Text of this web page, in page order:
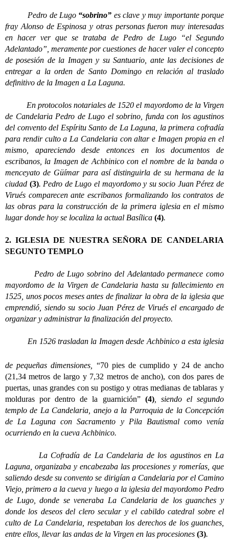
Pedro de Lugo “sobrino” es clave y muy importante porque
fray Alonso de Espinosa y otras personas fueron muy interesadas
en hacer ver que se trataba de Pedro de Lugo “el Segundo
Adelantado”, meramente por cuestiones de hacer valer el concepto
de posesión de la Imagen y su Santuario, ante las decisiones de
entregar a la orden de Santo Domingo en relación al traslado
definitivo de la Imagen a La Laguna.
En protocolos notariales de 1520 el mayordomo de la Virgen
de Candelaria Pedro de Lugo el sobrino, funda con los agustinos
del convento del Espíritu Santo de La Laguna, la primera cofradía
para rendir culto a La Candelaria con altar e Imagen propia en el
mismo, apareciendo desde entonces en los documentos de
escribanos, la Imagen de Achbinico con el nombre de la banda o
menceyato de Güímar para así distinguirla de su hermana de la
ciudad (3). Pedro de Lugo el mayordomo y su socio Juan Pérez de
Virués comparecen ante escribanos formalizando los contratos de
las obras para la construcción de la primera iglesia en el mismo
lugar donde hoy se localiza la actual Basílica (4).
2. IGLESIA DE NUESTRA SEÑORA DE CANDELARIA
SEGUNTO TEMPLO
Pedro de Lugo sobrino del Adelantado permanece como
mayordomo de la Virgen de Candelaria hasta su fallecimiento en
1525, unos pocos meses antes de finalizar la obra de la iglesia que
emprendió, siendo su socio Juan Pérez de Virués el encargado de
organizar y administrar la finalización del proyecto.
En 1526 trasladan la Imagen desde Achbinico a esta iglesia
de pequeñas dimensiones, “70 pies de cumplido y 24 de ancho
(21,34 metros de largo y 7,32 metros de ancho), con dos pares de
puertas, unas grandes con su postigo y otras medianas de tablaras y
molduras por dentro de la guarnición” (4), siendo el segundo
templo de La Candelaria, anejo a la Parroquia de la Concepción
de La Laguna con Sacramento y Pila Bautismal como venía
ocurriendo en la cueva Achbinico.
La Cofradía de La Candelaria de los agustinos en La
Laguna, organizaba y encabezaba las procesiones y romerías, que
saliendo desde su convento se dirigían a Candelaria por el Camino
Viejo, primero a la cueva y luego a la iglesia del mayordomo Pedro
de Lugo, donde se veneraba La Candelaria de los guanches y
donde los deseos del clero secular y el cabildo catedral sobre el
culto de La Candelaria, respetaban los derechos de los guanches,
entre ellos, llevar las andas de la Virgen en las procesiones (3).